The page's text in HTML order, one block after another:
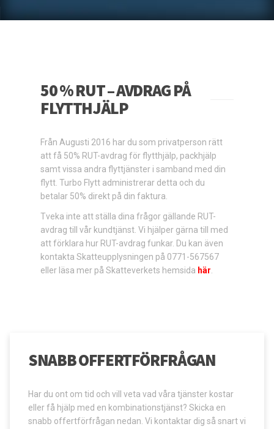
50 % RUT – AVDRAG PÅ
FLYTTHJÄLP
Från Augusti 2016 har du som privatperson rätt
att få 50% RUT-avdrag för flytthjälp, packhjälp
samt vissa andra flyttjänster i samband med din
flytt. Turbo Flytt administrerar detta och du
betalar 50% direkt på din faktura.
Tveka inte att ställa dina frågor gällande RUT-
avdrag till vår kundtjänst. Vi hjälper gärna till med
att förklara hur RUT-avdrag funkar. Du kan även
kontakta Skatteupplysningen på 0771-567567
eller läsa mer på Skatteverkets hemsida här.
SNABB OFFERTFÖRFRÅGAN
Har du ont om tid och vill veta vad våra tjänster kostar
eller få hjälp med en kombinationstjänst? Skicka en
snabb offertförfrågan nedan. Vi kontaktar dig så snart vi